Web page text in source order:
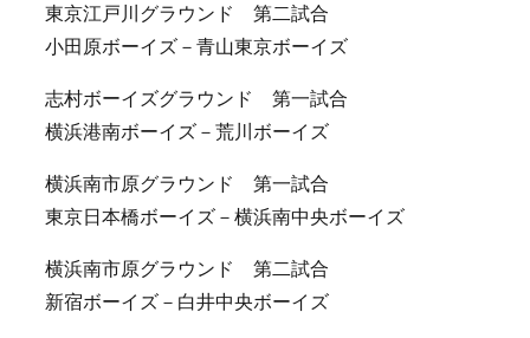
東京江戸川グラウンド 第二試合
小田原ボーイズ－青山東京ボーイズ
志村ボーイズグラウンド 第一試合
横浜港南ボーイズ－荒川ボーイズ
横浜南市原グラウンド 第一試合
東京日本橋ボーイズ－横浜南中央ボーイズ
横浜南市原グラウンド 第二試合
新宿ボーイズ－白井中央ボーイズ